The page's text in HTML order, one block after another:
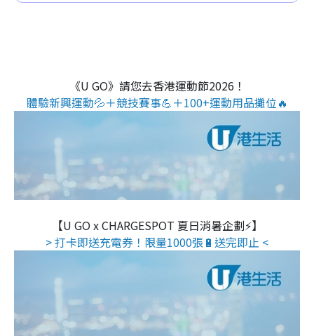
《U GO》請您去香港運動節2026！
體驗新興運動💦＋競技賽事💪＋100+運動用品攤位🔥
【U GO x CHARGESPOT 夏日消暑企劃⚡】
> 打卡即送充電券！限量1000張🔋送完即止 <